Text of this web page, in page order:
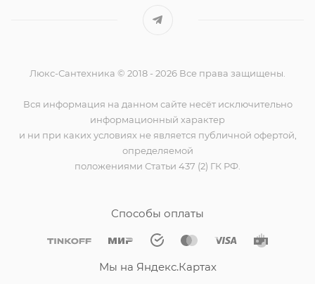
Люкс-Сантехника © 2018 - 2026 Все права защищены.
Вся информация на данном сайте несёт исключительно
информационный характер
и ни при каких условиях не является публичной офертой,
определяемой
положениями Статьи 437 (2) ГК РФ.
Способы оплаты
Мы на Яндекс.Картах